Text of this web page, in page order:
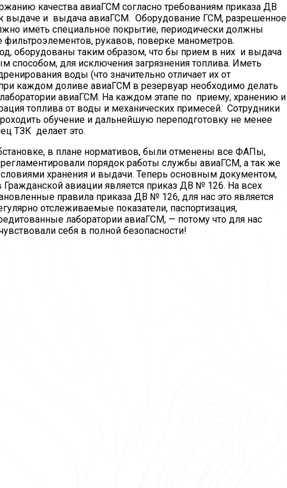
качества авиаГСМ согласно требованиям приказа ДВ
к выдаче и выдача авиаГСМ. Оборудование ГСМ, разрешенное
иметь специальное покрытие, периодически должны
рукавов, поверке манометров.
оборудованы таким образом, что бы прием в них и выдача
способом, для исключения загрязнения топлива. Иметь
воды (что значительно отличает их от
каждом доливе авиаГСМ в резервуар необходимо делать
авиаГСМ. На каждом этапе по приему, хранению и
топлива от воды и механических примесей. Сотрудники
обучение и дальнейшую переподготовку не менее
ТЗК делает это.
в плане нормативов, были отменены все ФАПы,
порядок работы службы авиаГСМ, а так же
хранения и выдачи. Теперь основным документом,
Гражданской авиации является приказ ДВ № 126. На всех
правила приказа ДВ № 126, для нас это является
отслеживаемые показатели, паспортизация,
лаборатории авиаГСМ, — потому что для нас
себя в полной безопасности!